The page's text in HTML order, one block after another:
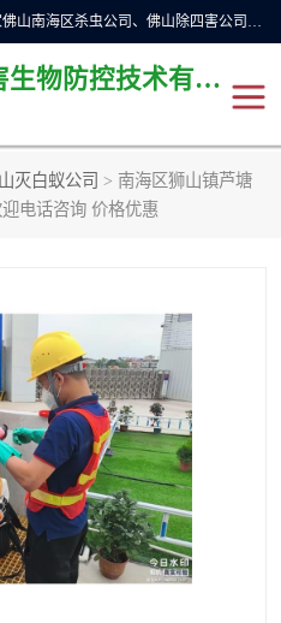
佛山儒创有害生物防治有限公司是一家佛山南海区杀虫公司、佛山除四害公司、佛山灭白蚁公司、佛山白蚁防治公司，让您远离虫害困扰。要问佛山白蚁防治哪家好？佛山儒创有害生物防治有限公司全佛山、广州，正规公司，上门勘查，可靠，售后有保障。
佛山儒创有害生物防控技术有限公司
灭白蚁公司 > 南海区狮山镇芦塘
电话咨询 价格优惠
佛山杀虫
佛山杀虫公司
灭鼠
消杀
灭跳蚤
灭蟑螂